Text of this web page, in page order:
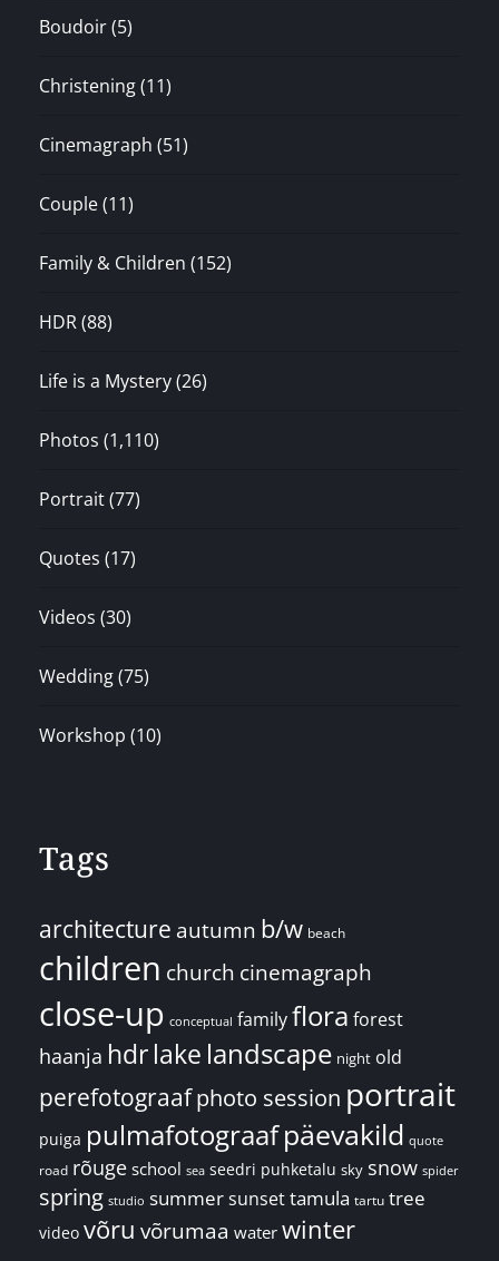
Boudoir(5)
Christening(11)
Cinemagraph (51)
Couple(11)
Family & Children (152)
HDR(88)
Life is a Mystery(26)
Photos (1,110)
Portrait(77)
Quotes (17)
Videos (30)
Wedding(75)
Workshop (10)
Tags
architecture autumn b/w beach
children church cinemagraph
close-up conceptual familyflora forest
haanja hdrlake landscape night old
perefotograafphoto session portrait
puiga pulmafotograafpäevakild quote
road rõuge school sea seedri puhketalu sky snow spider
spring studio summersunsettamula tartu tree
video võru võrumaa water winter